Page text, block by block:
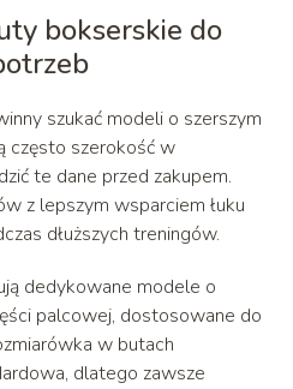
bokserskie do
szukać modeli o szerszym
często szerokość w
te dane przed zakupem.
z lepszym wsparciem łuku
dłuższych treningów.
dedykowane modele o
palcowej, dostosowane do
w butach
dlatego zawsze